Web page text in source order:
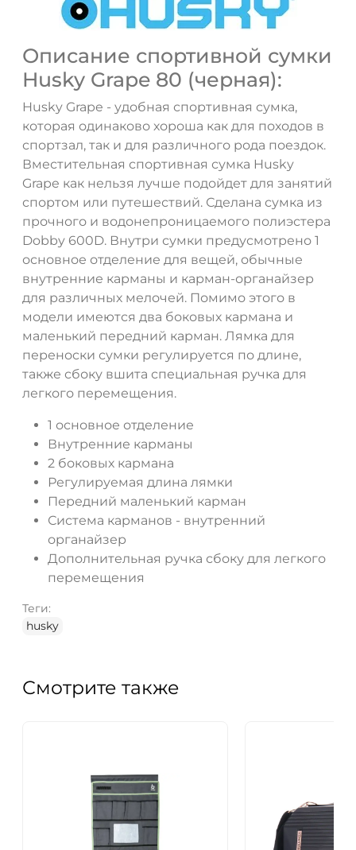
Описание спортивной сумки
Husky Grape 80 (черная):
Husky Grape - удобная спортивная сумка,
которая одинаково хороша как для походов в
спортзал, так и для различного рода поездок.
Вместительная спортивная сумка Husky
Grape как нельзя лучше подойдет для занятий
спортом или путешествий. Сделана сумка из
прочного и водонепроницаемого полиэстера
Dobby 600D. Внутри сумки предусмотрено 1
основное отделение для вещей, обычные
внутренние карманы и карман-органайзер
для различных мелочей. Помимо этого в
модели имеются два боковых кармана и
маленький передний карман. Лямка для
переноски сумки регулируется по длине,
также сбоку вшита специальная ручка для
легкого перемещения.
1 основное отделение
Внутренние карманы
2 боковых кармана
Регулируемая длина лямки
Передний маленький карман
Система карманов - внутренний
органайзер
Дополнительная ручка сбоку для легкого
перемещения
Теги:
husky
Смотрите также
ДА НЕТ